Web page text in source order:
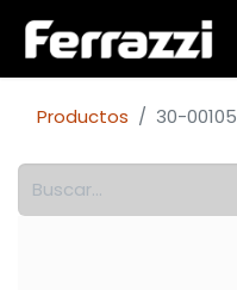
Productos 30-00105